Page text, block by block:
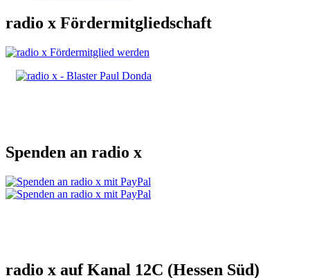
radio x Fördermitgliedschaft
Spenden an radio x
radio x auf Kanal 12C (Hessen Süd)